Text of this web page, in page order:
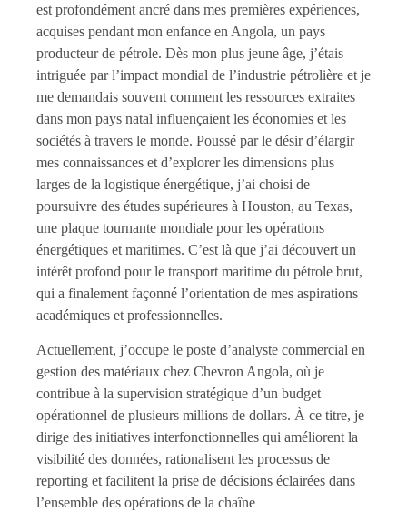
est profondément ancré dans mes premières expériences,
acquises pendant mon enfance en Angola, un pays
producteur de pétrole. Dès mon plus jeune âge, j’étais
intriguée par l’impact mondial de l’industrie pétrolière et je
me demandais souvent comment les ressources extraites
dans mon pays natal influençaient les économies et les
sociétés à travers le monde. Poussé par le désir d’élargir
mes connaissances et d’explorer les dimensions plus
larges de la logistique énergétique, j’ai choisi de
poursuivre des études supérieures à Houston, au Texas,
une plaque tournante mondiale pour les opérations
énergétiques et maritimes. C’est là que j’ai découvert un
intérêt profond pour le transport maritime du pétrole brut,
qui a finalement façonné l’orientation de mes aspirations
académiques et professionnelles.
Actuellement, j’occupe le poste d’analyste commercial en
gestion des matériaux chez Chevron Angola, où je
contribue à la supervision stratégique d’un budget
opérationnel de plusieurs millions de dollars. À ce titre, je
dirige des initiatives interfonctionnelles qui améliorent la
visibilité des données, rationalisent les processus de
reporting et facilitent la prise de décisions éclairées dans
l’ensemble des opérations de la chaîne